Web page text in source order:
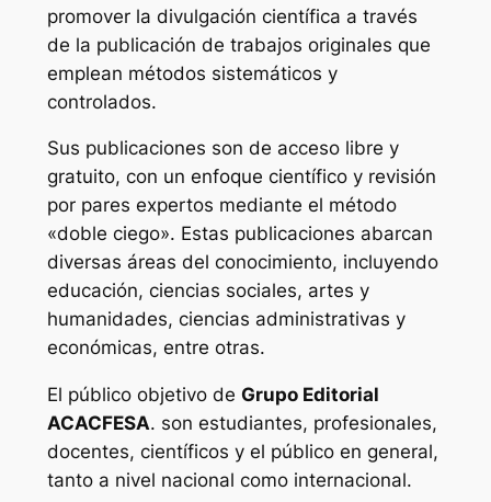
promover la divulgación científica a través
de la publicación de trabajos originales que
emplean métodos sistemáticos y
controlados.
Sus publicaciones son de acceso libre y
gratuito, con un enfoque científico y revisión
por pares expertos mediante el método
«doble ciego». Estas publicaciones abarcan
diversas áreas del conocimiento, incluyendo
educación, ciencias sociales, artes y
humanidades, ciencias administrativas y
económicas, entre otras.
El público objetivo de Grupo Editorial
ACACFESA. son estudiantes, profesionales,
docentes, científicos y el público en general,
tanto a nivel nacional como internacional.